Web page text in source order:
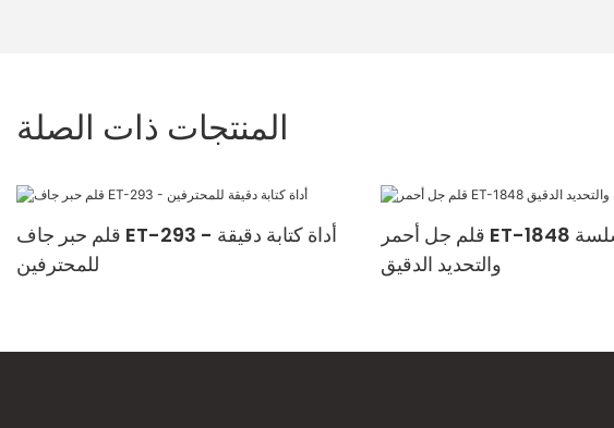
المنتجات ذات الصلة
قلم حبر جاف ET-293 - أداة كتابة دقيقة
للمحترفين
قلم جل أحمر ET-1848 للكتابة السلسة
والتحديد الدقيق